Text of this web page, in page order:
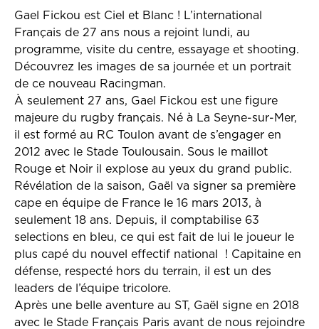
Gael Fickou est Ciel et Blanc ! L’international
Français de 27 ans nous a rejoint lundi, au
programme, visite du centre, essayage et shooting.
Découvrez les images de sa journée et un portrait
de ce nouveau Racingman.
À seulement 27 ans, Gael Fickou est une figure
majeure du rugby français. Né à La Seyne-sur-Mer,
il est formé au RC Toulon avant de s’engager en
2012 avec le Stade Toulousain. Sous le maillot
Rouge et Noir il explose au yeux du grand public.
Révélation de la saison, Gaël va signer sa première
cape en équipe de France le 16 mars 2013, à
seulement 18 ans. Depuis, il comptabilise 63
selections en bleu, ce qui est fait de lui le joueur le
plus capé du nouvel effectif national ! Capitaine en
défense, respecté hors du terrain, il est un des
leaders de l’équipe tricolore.
Après une belle aventure au ST, Gaël signe en 2018
avec le Stade Français Paris avant de nous rejoindre